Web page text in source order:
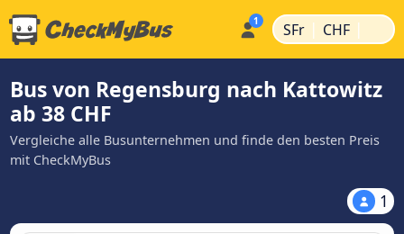
SFr | CHF |
Bus von Regensburg nach Kattowitz
ab 38 CHF
Vergleiche alle Busunternehmen und finde den besten Preis
mit CheckMyBus
1